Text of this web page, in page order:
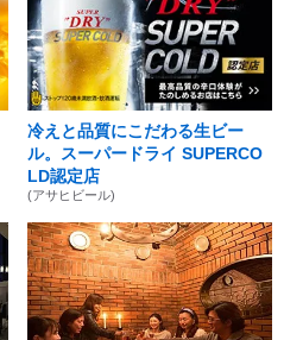
冷えと品質にこだわる生ビー
ル。スーパードライ SUPERCO
LD認定店
(アサヒビール)